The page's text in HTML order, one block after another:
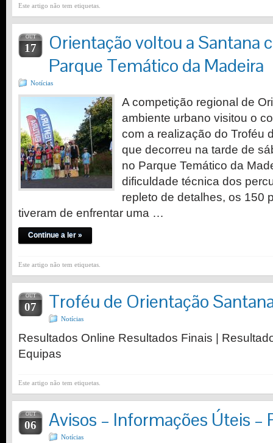
Este artigo não tem etiquetas.
OUT
17
Orientação voltou a Santana
Parque Temático da Madeira
Notícias
A competição regional de
ambiente urbano visitou o
com a realização do Troféu
que decorreu na tarde de
no Parque Temático da
dificuldade técnica dos
repleto de detalhes, os 150
tiveram de enfrentar uma …
Continue a ler »
Este artigo não tem etiquetas.
OUT
07 Troféu de Orientação
Notícias
Resultados Online Resultados Finais |
Equipas
Este artigo não tem etiquetas.
OUT
06 Avisos – Informações Úteis –
Notícias